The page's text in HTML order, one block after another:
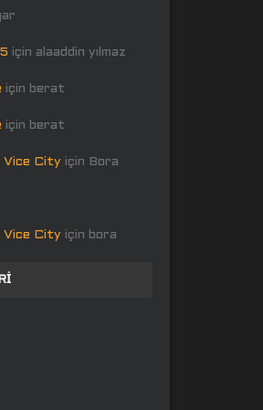
için alaaddin yılmaz
için berat
için berat
Vice City için Bora
Vice City için bora